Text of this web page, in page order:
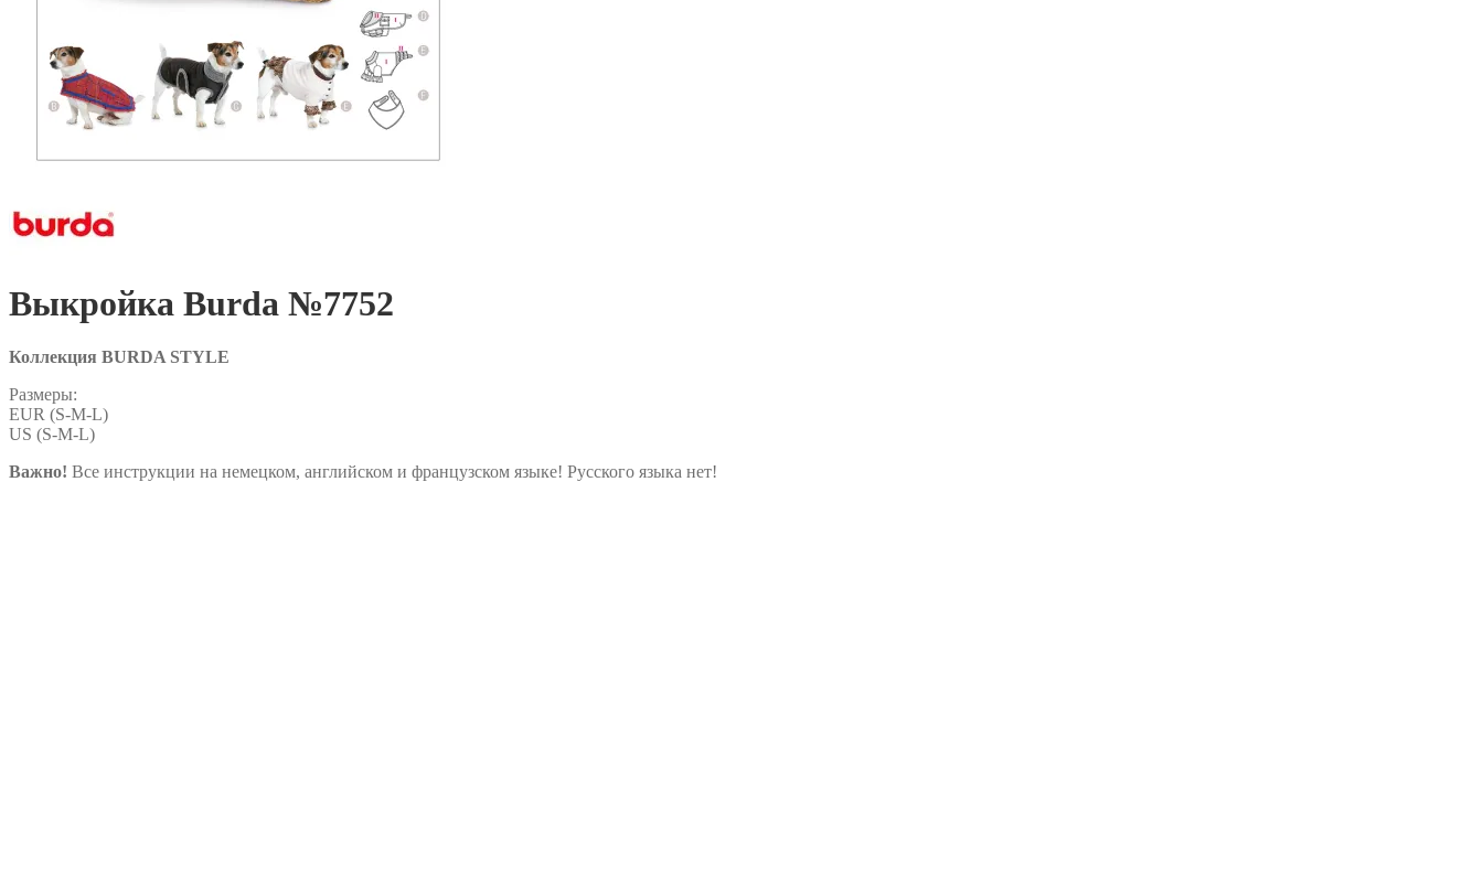
Выкройка Burda №7752
Коллекция BURDA STYLE
Размеры:
EUR (S-M-L)
US (S-M-L)
Важно! Все инструкции на немецком, английском и французском языке! Русского языка нет!